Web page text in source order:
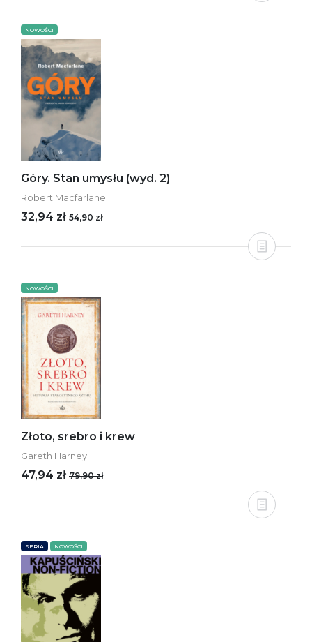
NOWOŚCI
Góry. Stan umysłu (wyd. 2)
Robert Macfarlane
32,94 zł 54,90 zł
NOWOŚCI
Złoto, srebro i krew
Gareth Harney
47,94 zł 79,90 zł
SERIA NOWOŚCI